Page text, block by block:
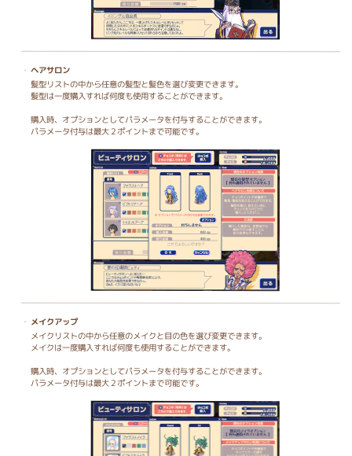
ヘアサロン
髪型リストの中から任意の髪型と髪色を選び変更できます。
髪型は一度購入すれば何度も使用することができます。
購入時、オプションとしてパラメータを付与することができます。
パラメータ付与は最大２ポイントまで可能です。
メイクアップ
メイクリストの中から任意のメイクと目の色を選び変更できます。
メイクは一度購入すれば何度も使用することができます。
購入時、オプションとしてパラメータを付与することができます。
パラメータ付与は最大２ポイントまで可能です。